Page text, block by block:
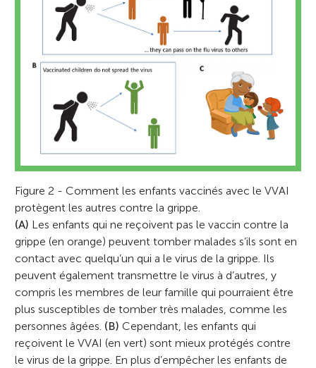
Figure 2 - Comment les enfants vaccinés avec le VVAI
protègent les autres contre la grippe.
(A) Les enfants qui ne reçoivent pas le vaccin contre la
grippe (en orange) peuvent tomber malades s’ils sont en
contact avec quelqu’un qui a le virus de la grippe. Ils
peuvent également transmettre le virus à d’autres, y
compris les membres de leur famille qui pourraient être
plus susceptibles de tomber très malades, comme les
personnes âgées. (B) Cependant, les enfants qui
reçoivent le VVAI (en vert) sont mieux protégés contre
le virus de la grippe. En plus d’empêcher les enfants de